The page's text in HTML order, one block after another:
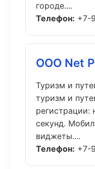
городе....
Телефон: +7-
ООО Net
Туризм и
туризм и
регистрации:
секунд.
виджеты....
Телефон: +7-